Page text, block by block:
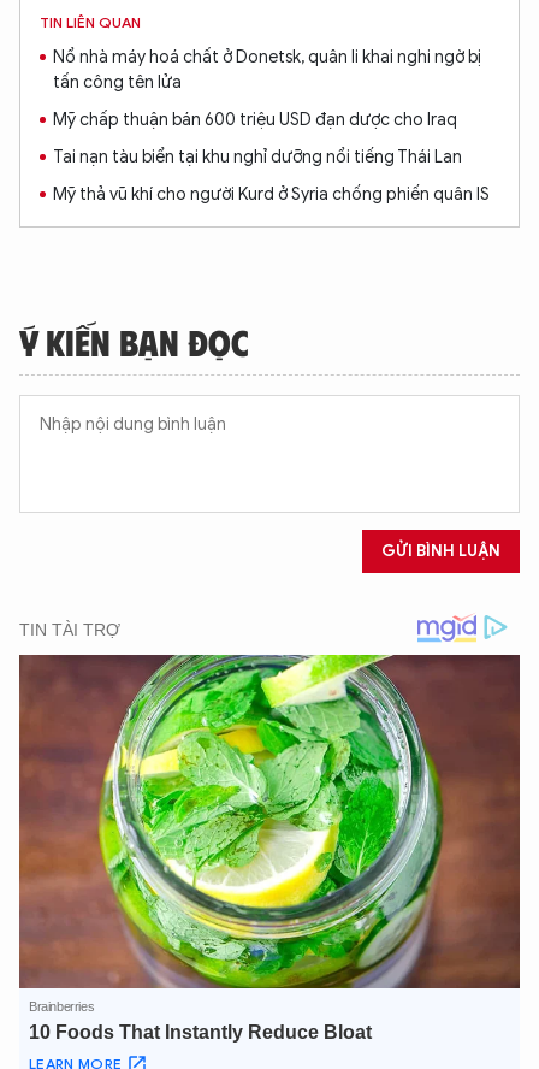
TIN LIÊN QUAN
Nổ nhà máy hoá chất ở Donetsk, quân li khai nghi ngờ bị
tấn công tên lửa
Mỹ chấp thuận bán 600 triệu USD đạn dược cho Iraq
Tai nạn tàu biển tại khu nghỉ dưỡng nổi tiếng Thái Lan
Mỹ thả vũ khí cho người Kurd ở Syria chống phiến quân IS
Ý KIẾN BẠN ĐỌC
GỬI BÌNH LUẬN